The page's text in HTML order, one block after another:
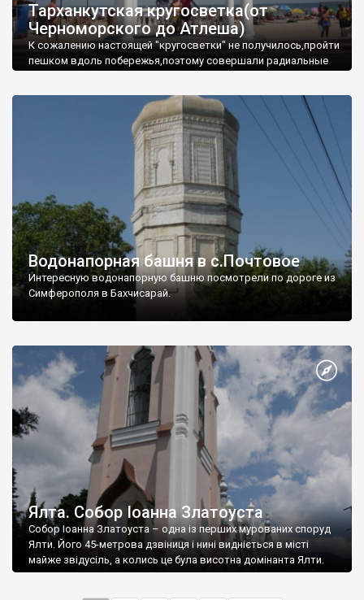
Тарханкутская кругосветка(от
Черноморского до Атлеша)
К сожалению настоящей "кругосветки" не получилось,пройти
пешком вдоль побережья,поэтому совершали радиальные
Водонапорная башня в с.Почтовое
Интересную водонапорную башню посмотрели по дороге из
Симферополя в Бахчисарай.
Ялта. Собор Іоанна Златоуста
Собор Іоанна Златоуста – одна із перших мурованих споруд
Ялти. Його 45-метрова дзвіниця і нині видніється в місті
майже звідусіль, а колись це була висотна домінанта Ялти.